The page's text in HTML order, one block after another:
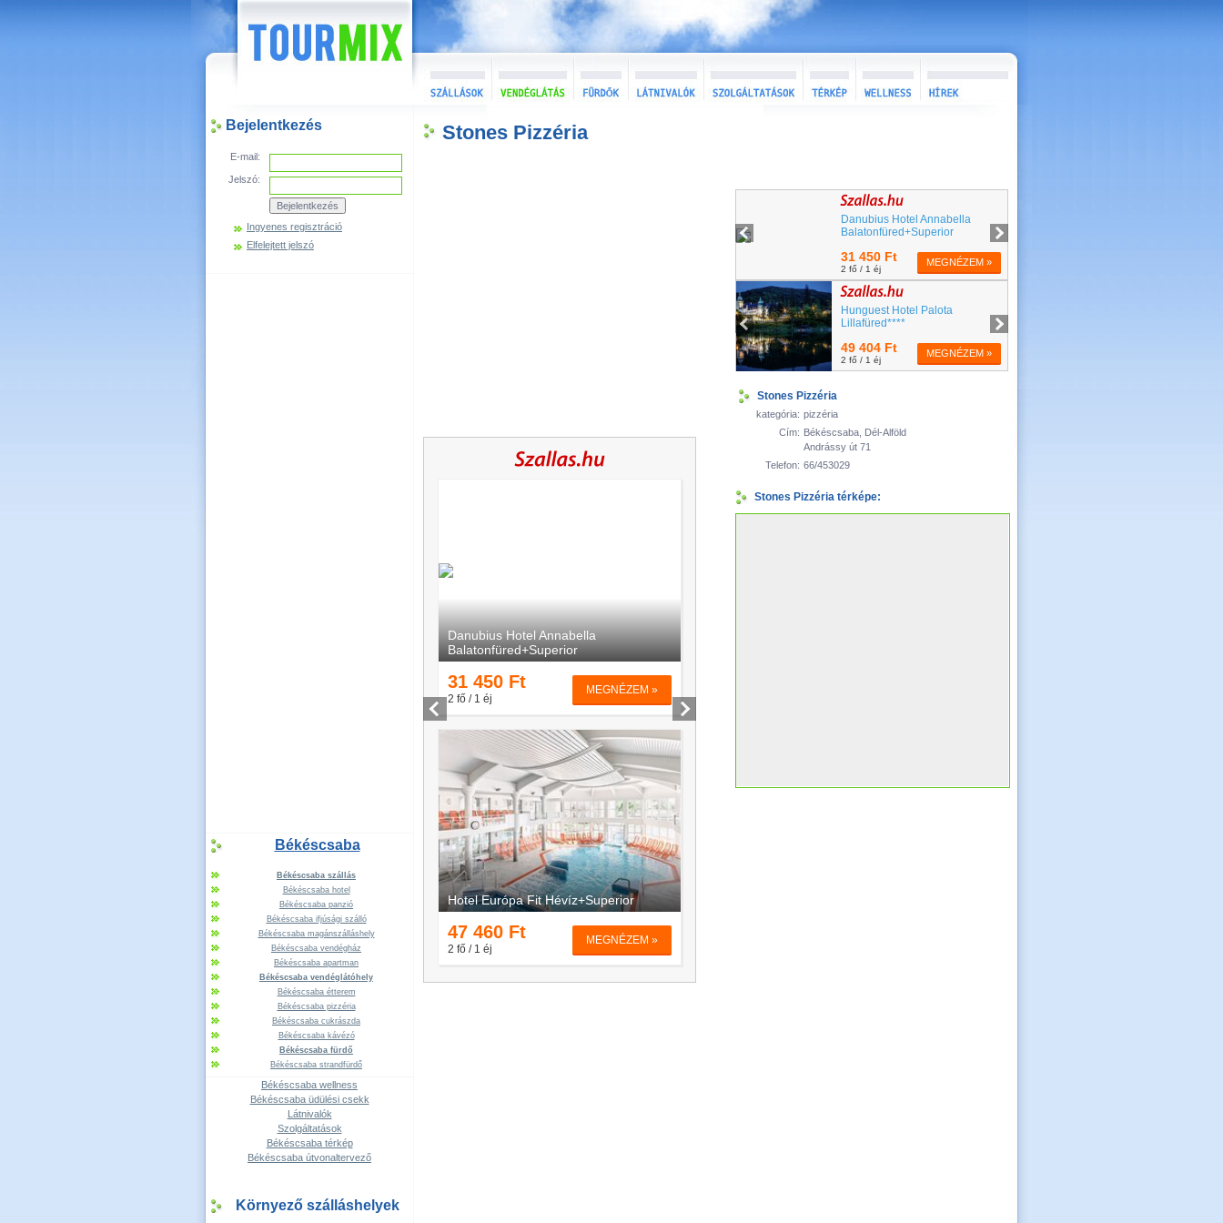
Bejelentkezés
E-mail:
Jelszó:
Ingyenes regisztráció
Elfelejtett jelszó
Békéscsaba
Békéscsaba szállás
Békéscsaba hotel
Békéscsaba panzió
Békéscsaba ifjúsági szálló
Békéscsaba magánszálláshely
Békéscsaba vendégház
Békéscsaba apartman
Békéscsaba vendéglátóhely
Békéscsaba étterem
Békéscsaba pizzéria
Békéscsaba cukrászda
Békéscsaba kávézó
Békéscsaba fürdő
Békéscsaba strandfürdő
Békéscsaba wellness
Békéscsaba üdülési csekk
Látnivalók
Szolgáltatások
Békéscsaba térkép
Békéscsaba útvonaltervező
Környező szálláshelyek
Stones Pizzéria
Stones Pizzéria
kategória: pizzéria
Cím: Békéscsaba, Dél-Alföld
Andrássy út 71
Telefon: 66/453029
Stones Pizzéria térképe: